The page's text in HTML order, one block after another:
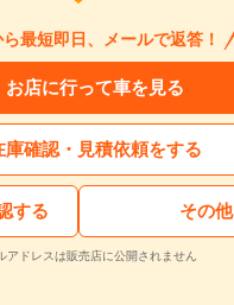
最短即日、メールで返答！
お店に行って車を見る
庫確認・見積依頼をする
する その他
アドレスは販売店に公開されません